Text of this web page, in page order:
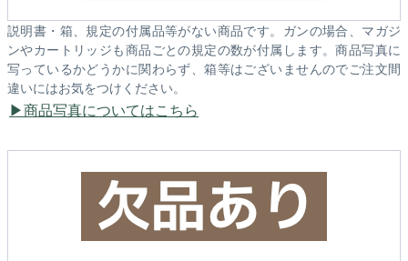
説明書・箱、規定の付属品等がない商品です。ガンの場合、マガジ
ンやカートリッジも商品ごとの規定の数が付属します。商品写真に
写っているかどうかに関わらず、箱等はございませんのでご注文間
違いにはお気をつけください。
商品写真についてはこちら